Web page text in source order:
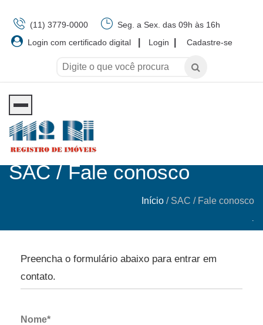
(11) 3779-0000
Seg. a Sex. das 09h às 16h
Login com certificado digital
Login Cadastre-se
SAC / Fale conosco
Início / SAC / Fale conosco
.
Preencha o formulário abaixo para entrar em
contato.
Nome*